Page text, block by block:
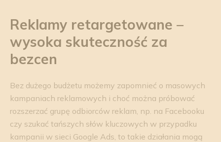
Reklamy retargetowane –
wysoka skuteczność za
bezcen
Bez dużego budżetu możemy zapomnieć o masowych
kampaniach reklamowych i choć można próbować
rozszerzać grupę odbiorców reklam, np. na Facebooku
czy szukać tańszych słów kluczowych w przypadku
kampanii w sieci Google Ads, to takie działania mogą